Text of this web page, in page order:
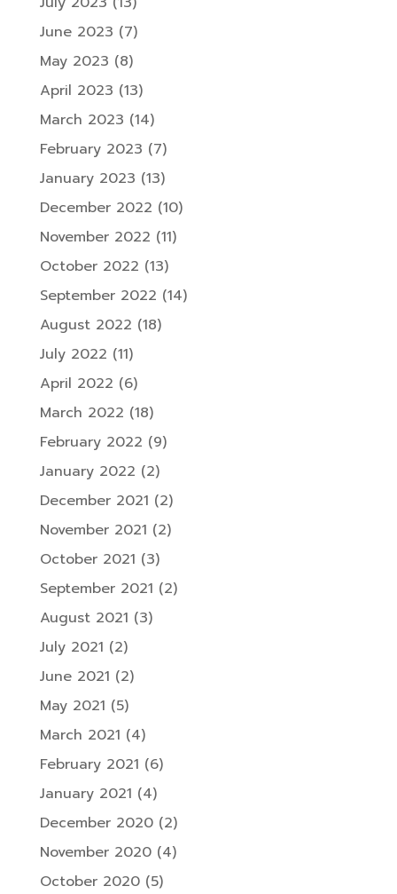
June 2023 (7)
May 2023 (8)
April 2023 (13)
March 2023 (14)
February 2023 (7)
January 2023 (13)
December 2022 (10)
November 2022 (11)
October 2022 (13)
September 2022 (14)
August 2022 (18)
July 2022 (11)
April 2022 (6)
March 2022 (18)
February 2022 (9)
January 2022 (2)
December 2021 (2)
November 2021 (2)
October 2021 (3)
September 2021 (2)
August 2021 (3)
July 2021 (2)
June 2021 (2)
May 2021 (5)
March 2021 (4)
February 2021 (6)
January 2021 (4)
December 2020(2)
November 2020(4)
October 2020(5)